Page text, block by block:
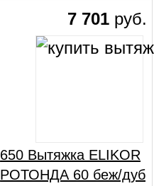
7 701 руб.
650 Вытяжка ELIKOR
РОТОНДА 60 беж/дуб